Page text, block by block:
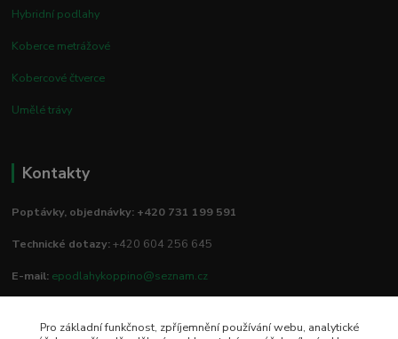
Hybridní podlahy
Koberce metrážové
Kobercové čtverce
Umělé trávy
Kontakty
Poptávky, objednávky: +420 731 199 591
Technické dotazy:+420 604 256 645
E-mail: epodlahykoppino@seznam.cz
Pro základní funkčnost, zpříjemnění používání webu, analytické